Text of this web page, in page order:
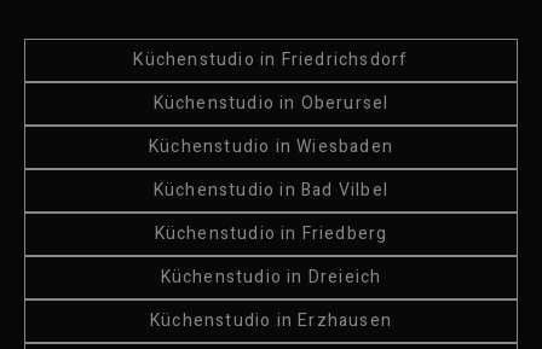
Küchenstudio in Friedrichsdorf
Küchenstudio in Oberursel
Küchenstudio in Wiesbaden
Küchenstudio in Bad Vilbel
Küchenstudio in Friedberg
Küchenstudio in Dreieich
Küchenstudio in Erzhausen